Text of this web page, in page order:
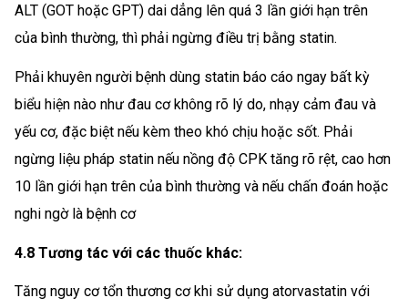
ALT (GOT hoặc GPT) dai dẳng lên quá 3 lần giới hạn trên
của bình thường, thì phải ngừng điều trị bằng statin.
Phải khuyên người bệnh dùng statin báo cáo ngay bất kỳ
biểu hiện nào như đau cơ không rõ lý do, nhạy cảm đau và
yếu cơ, đặc biệt nếu kèm theo khó chịu hoặc sốt. Phải
ngừng liệu pháp statin nếu nồng độ CPK tăng rõ rệt, cao hơn
10 lần giới hạn trên của bình thường và nếu chấn đoán hoặc
nghi ngờ là bệnh cơ
4.8 Tương tác với các thuốc khác:
Tăng nguy cơ tổn thương cơ khi sử dụng atorvastatin với